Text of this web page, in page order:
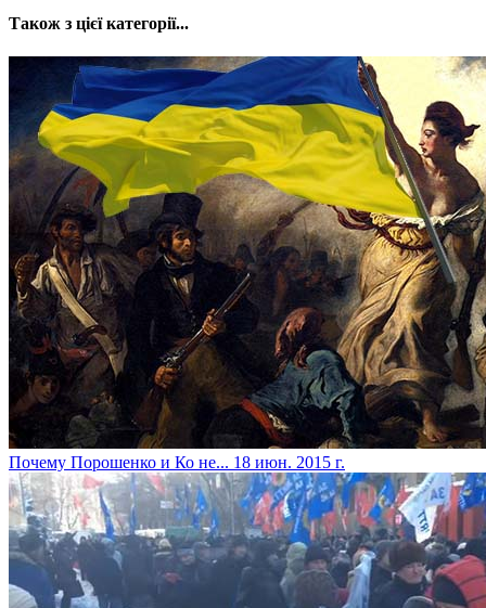
Також з цієї категорії...
Почему Порошенко и Ко не... 18 июн. 2015 г.